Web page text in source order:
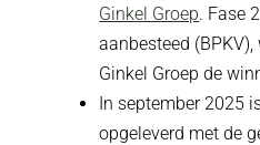
Ginkel Groep. Fase
aanbesteed
Ginkel Groep de
In september 2025
opgeleverd met de